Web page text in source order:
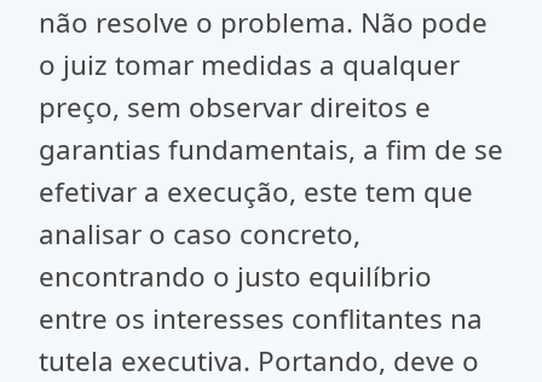
não resolve o problema. Não pode
o juiz tomar medidas a qualquer
preço, sem observar direitos e
garantias fundamentais, a fim de se
efetivar a execução, este tem que
analisar o caso concreto,
encontrando o justo equilíbrio
entre os interesses conflitantes na
tutela executiva. Portando, deve o